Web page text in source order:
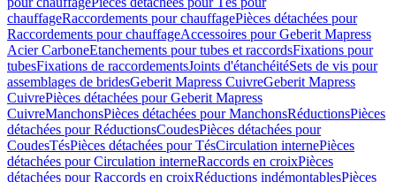
chauffageRaccordements pour chauffagePièces détachées pour
Raccordements pour chauffageAccessoires pour Geberit Mapress
Acier CarboneEtanchements pour tubes et raccordsFixations pour
tubesFixations de raccordementsJoints d'étanchéitéSets de vis pour
assemblages de bridesGeberit Mapress CuivreGeberit Mapress
CuivrePièces détachées pour Geberit Mapress
CuivreManchonsPièces détachées pour ManchonsRéductionsPièces
détachées pour RéductionsCoudesPièces détachées pour
CoudesTésPièces détachées pour TésCirculation internePièces
détachées pour Circulation interneRaccords en croixPièces
détachées pour Raccords en croixRéductions indémontablesPièces